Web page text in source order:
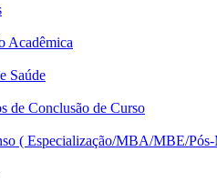
Acadêmica
Saúde
de Conclusão de Curso
( Especialização/MBA/MBE/